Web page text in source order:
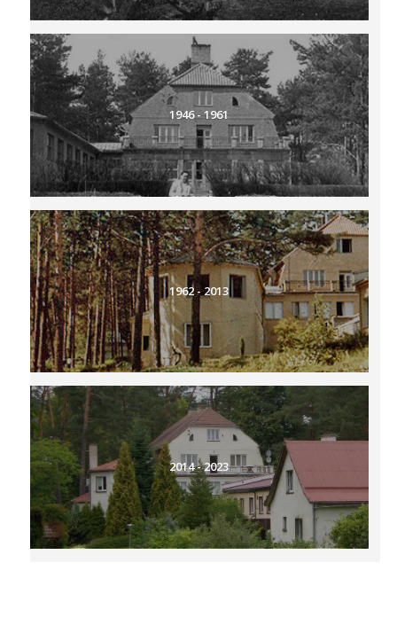
1946 - 1961
1962 - 2013
2014 - 2023